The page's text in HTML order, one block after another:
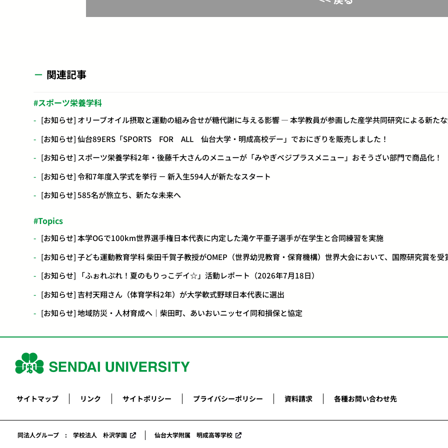
関連記事
スポーツ栄養学科
[お知らせ] オリーブオイル摂取と運動の組み合せが糖代謝に与える影響 ― 本学教員が参画した産学共同研究による新た
[お知らせ] 仙台89ERS「SPORTS FOR ALL 仙台大学・明成高校デー」でおにぎりを販売しました！
[お知らせ] スポーツ栄養学科2年・後藤千大さんのメニューが「みやぎベジプラスメニュー」おそうざい部門で商品化！
[お知らせ] 令和7年度入学式を挙行 － 新入生594人が新たなスタート
[お知らせ] 585名が旅立ち、新たな未来へ
Topics
[お知らせ] 本学OGで100km世界選手権日本代表に内定した滝ケ平亜子選手が在学生と合同練習を実施
[お知らせ] 子ども運動教育学科 柴田千賀子教授がOMEP（世界幼児教育・保育機構）世界大会において、国際研究賞を受
[お知らせ] 「ふぉれぷれ！夏のもりっこデイ☆」活動レポート（2026年7月18日）
[お知らせ] 吉村天翔さん（体育学科2年）が大学軟式野球日本代表に選出
[お知らせ] 地域防災・人材育成へ｜柴田町、あいおいニッセイ同和損保と協定
サイトマップ リンク サイトポリシー プライバシーポリシー 資料請求 各種お問い合わせ先
同法人グループ : 学校法人 朴沢学園 仙台大学附属 明成高等学校